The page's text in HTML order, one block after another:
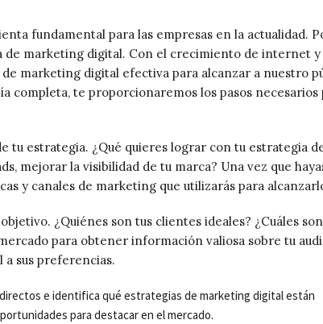
fundamental para las empresas en la actualidad.
marketing digital. Con el crecimiento de internet y
marketing digital efectiva para alcanzar a nuestro
completa, te proporcionaremos los pasos necesarios
estrategia. ¿Qué quieres lograr con tu estrategia
mejorar la visibilidad de tu marca? Una vez que
y canales de marketing que utilizarás para
¿Quiénes son tus clientes ideales? ¿Cuáles
para obtener información valiosa sobre tu
sus preferencias.
e identifica qué estrategias de marketing digital están
para destacar en el mercado.